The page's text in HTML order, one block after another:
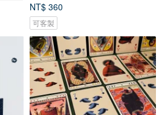
NT$ 360
可客製